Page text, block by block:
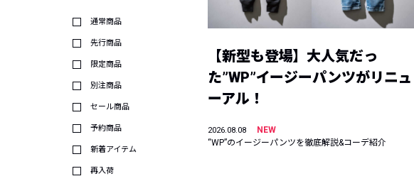
通常商品
先行商品
限定商品
別注商品
セール商品
予約商品
新着アイテム
再入荷
【新型も登場】大人気だっ
た”WP”イージーパンツがリニュ
ーアル！
2026.08.08
NEW
“WP”のイージーパンツを徹底解説&コーデ紹介